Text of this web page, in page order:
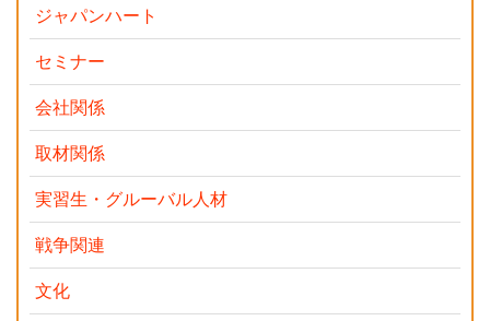
ジャパンハート
セミナー
会社関係
取材関係
実習生・グルーバル人材
戦争関連
文化